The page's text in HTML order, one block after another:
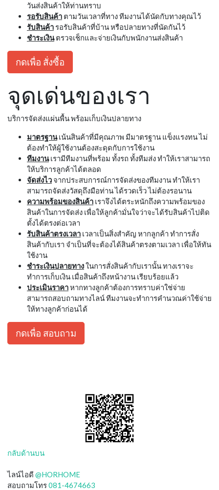
วันส่งสินค้าให้ท่านทราบ
รอรับสินค้า ตามวันเวลาที่ทาง ทีมงานได้นัดกับทางคุณไว้
รับสินค้า รอรับสินค้าที่บ้าน หรือปลายทางที่นัดกันไว้
ชำระเงินตรวจเช็กและจ่ายเงินกับพนักงานส่งสินค้า
กดเพื่อ สั่งซื้อ
จุดเด่นของเรา
บริการจัดส่งแผ่นพื้น พร้อมเก็บเงินปลายทาง
มาตรฐานเน้นสินค้าที่มีคุณภาพ มีมาตรฐาน แข็งแรงทน ไม่
ต้องทำให้ผู้ใช้งานต้องสะดุดกับการใช้งาน
ทีมงานเรามีทีมงานที่พร้อม ทั้งรถ ทั้งทีมส่ง ทำให้เราสามารถ
ให้บริการลูกค้าได้ตลอด
จัดส่งไว จากประสบการณ์การจัดส่งของทีมงาน ทำให้เรา
สามารถจัดส่งวัสดุถึงมือท่าน ได้รวดเร็ว ไม่ต้องรอนาน
ความพร้อมของสินค้า เราจึงได้ตระหนักถึงความพร้อมของ
สินค้าในการจัดส่ง เพื่อให้ลูกค้ามั่นใจว่าจะได้รับสินค้าไปติด
ตั้งได้ตรงต่อเวลา
รับสินค้าตรงเวลา เวลาเป็นสิ่งสำคัญ หากลูกค้า ทำการสั่ง
สินค้ากับเรา จำเป็นที่จะต้องได้สินค้าตรงตามเวลา เพื่อให้ทัน
ใช้งาน
ชำระเงินปลายทางในการสั่งสินค้ากับเรานั้น ทางเราจะ
ทำการเก็บเงิน เมื่อสินค้าถึงหน้างาน เรียบร้อยแล้ว
ประเมินราคาหากทางลูกค้าต้องการทราบค่าใช่จ่าย
สามารถสอบถามทางไลน์ ทีมงานจะทำการคำนวณค่าใช้จ่าย
ให้ทางลูกค้าก่อนได้
กดเพื่อ สอบถาม
กลับด้านบน
ไลน์ไอดี @HORHOME
สอบถามโทร081-4674663